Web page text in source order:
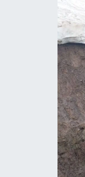
Son Dakika
Teknoloji